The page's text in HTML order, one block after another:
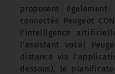
proposent
connectés Peugeot
l’intelligence
l’assistant vocal
distance via
dessous), le